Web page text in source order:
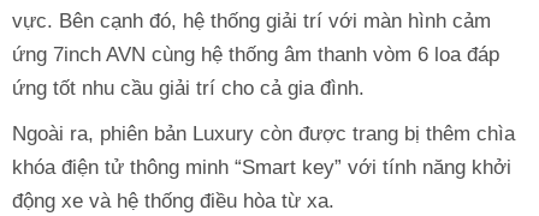
vực. Bên cạnh đó, hệ thống giải trí với màn hình cảm
ứng 7inch AVN cùng hệ thống âm thanh vòm 6 loa đáp
ứng tốt nhu cầu giải trí cho cả gia đình.
Ngoài ra, phiên bản Luxury còn được trang bị thêm chìa
khóa điện tử thông minh “Smart key” với tính năng khởi
động xe và hệ thống điều hòa từ xa.